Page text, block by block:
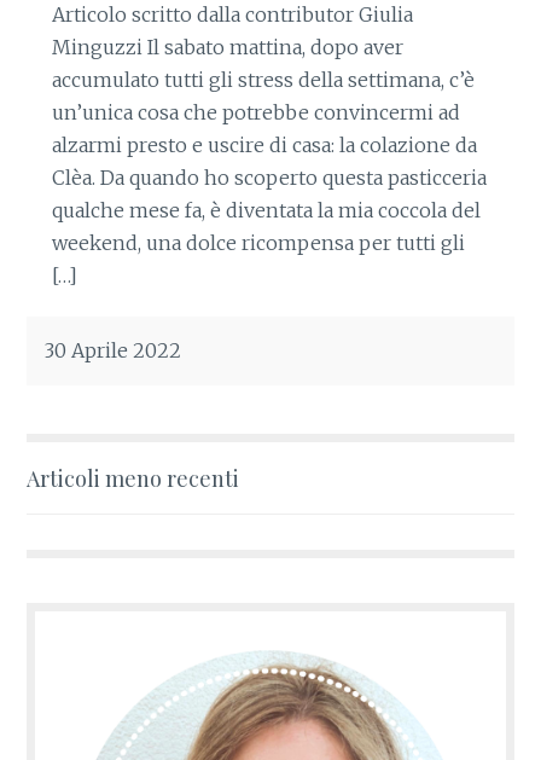
Articolo scritto dalla contributor Giulia
Minguzzi Il sabato mattina, dopo aver
accumulato tutti gli stress della settimana, c’è
un’unica cosa che potrebbe convincermi ad
alzarmi presto e uscire di casa: la colazione da
Clèa. Da quando ho scoperto questa pasticceria
qualche mese fa, è diventata la mia coccola del
weekend, una dolce ricompensa per tutti gli
[…]
30 Aprile 2022
Articoli meno recenti